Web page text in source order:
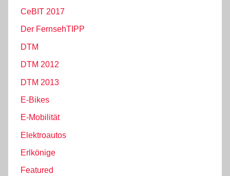
CeBIT 2017
Der FernsehTIPP
DTM
DTM 2012
DTM 2013
E-Bikes
E-Mobilität
Elektroautos
Erlkönige
Featured